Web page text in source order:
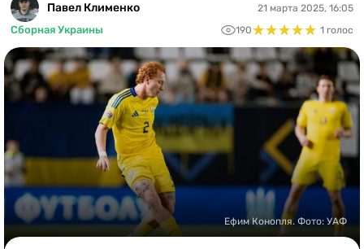
ЧЕ-2028
Букмекеры
Казино
Павел Клименко
Сборная Украины
21 марта 2025, 16:05
190★★★★★
★★★★★ 1 голос
Ефим Конопля. Фото: УАФ